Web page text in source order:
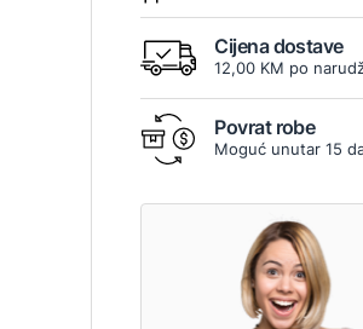
Cijena dostave
12,00 KM po
Povrat robe
Moguć unutar 15